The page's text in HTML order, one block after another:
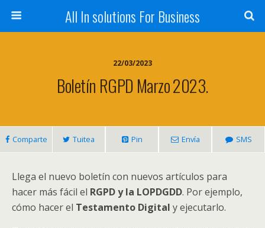
All In solutions For Business
22/03/2023
Boletín RGPD Marzo 2023.
Comparte Tuitea Pin Envía SMS
Llega el nuevo boletín con nuevos artículos para
hacer más fácil el RGPD y la LOPDGDD. Por ejemplo,
cómo hacer el Testamento Digital y ejecutarlo.